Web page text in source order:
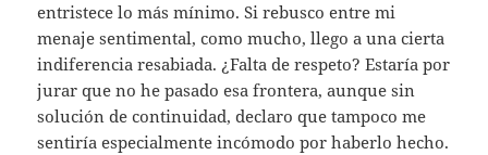
entristece lo más mínimo. Si rebusco entre mi
menaje sentimental, como mucho, llego a una cierta
indiferencia resabiada. ¿Falta de respeto? Estaría por
jurar que no he pasado esa frontera, aunque sin
solución de continuidad, declaro que tampoco me
sentiría especialmente incómodo por haberlo hecho.